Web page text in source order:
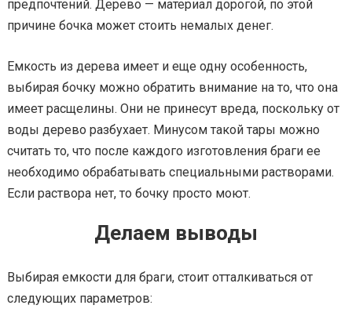
предпочтений. Дерево — материал дорогой, по этой
причине бочка может стоить немалых денег.
Емкость из дерева имеет и еще одну особенность,
выбирая бочку можно обратить внимание на то, что она
имеет расщелины. Они не принесут вреда, поскольку от
воды дерево разбухает. Минусом такой тары можно
считать то, что после каждого изготовления браги ее
необходимо обрабатывать специальными растворами.
Если раствора нет, то бочку просто моют.
Делаем выводы
Выбирая емкости для браги, стоит отталкиваться от
следующих параметров: